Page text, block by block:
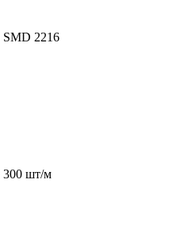
SMD 2216
300 шт/м